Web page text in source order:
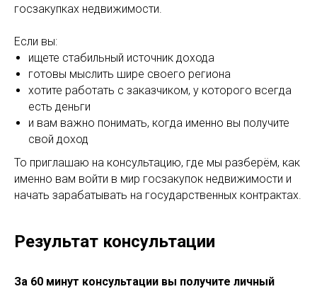
госзакупках недвижимости.
Если вы:
ищете стабильный источник дохода
готовы мыслить шире своего региона
хотите работать с заказчиком, у которого всегда
есть деньги
и вам важно понимать, когда именно вы получите
свой доход
То приглашаю на консультацию, где мы разберём, как
именно вам войти в мир госзакупок недвижимости и
начать зарабатывать на государственных контрактах.
Результат консультации
За 60 минут консультации вы получите личный